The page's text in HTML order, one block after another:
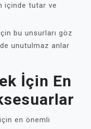
içinde tutar ve
bu unsurları göz
unutulmaz anlar
İçin En
en önemli